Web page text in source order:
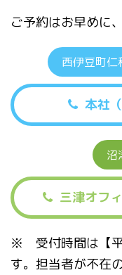
ご予約はお早めに、
西伊豆町
本社
沼
三津オフ
※ 受付時間は【
す。担当者が不在